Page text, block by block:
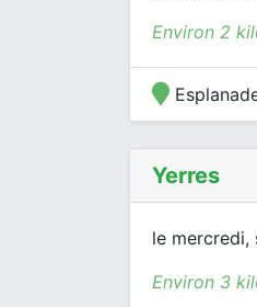
Environ 2
Yerres
le mercredi,
Environ 3